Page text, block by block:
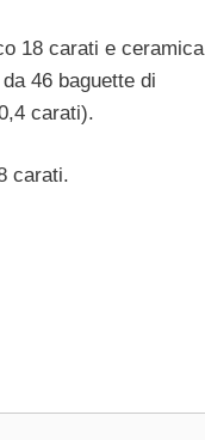
18 carati e ceramica
46 baguette di
carati).
carati.